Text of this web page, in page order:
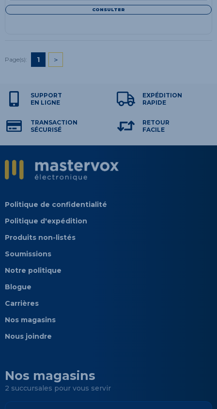
CONSULTER
Page(s): 1 >
SUPPORT
EN LIGNE
EXPÉDITION
RAPIDE
TRANSACTION
SÉCURISÉ
RETOUR
FACILE
Politique de confidentialité
Politique d'expédition
Produits non-listés
Soumissions
Notre politique
Blogue
Carrières
Nos magasins
Nous joindre
Nos magasins
2 succursales pour vous servir